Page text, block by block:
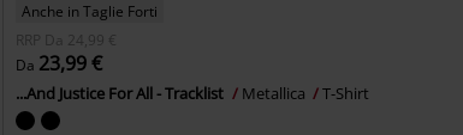
Anche in Taglie Forti
RRP
Da 24,99 €
Da 23,99 €
...And Justice For All - Tracklist Metallica T-Shirt